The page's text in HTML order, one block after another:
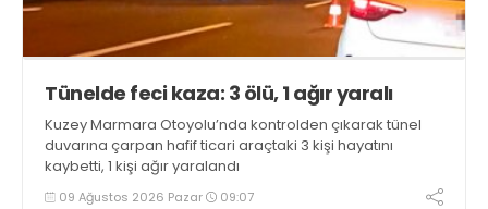
Tünelde feci kaza: 3 ölü, 1 ağır yaralı
Kuzey Marmara Otoyolu’nda kontrolden çıkarak tünel
duvarına çarpan hafif ticari araçtaki 3 kişi hayatını
kaybetti, 1 kişi ağır yaralandı
09 Ağustos 2026 Pazar 09:07